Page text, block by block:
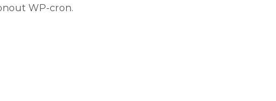
WP-cron.